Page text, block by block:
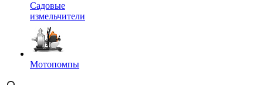
Садовые
измельчители
Мотопомпы